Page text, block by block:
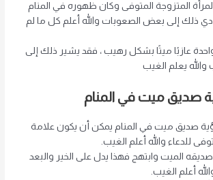
المتزوجة المتوفى وكان ظهوره في المنام
ذلك إلى بعض الصعوبات والله أعلم كل ما لم
واحدة عازبًا ميتًا بشكل رهيب ، فقد يشير ذلك إلى
يعلم الغيب
صديق ميت في المنام
صديق ميت في المنام يمكن أن يكون علامة
للدعاء والله أعلم الغيب.
صديقه الميت وابتهج فهذا يدل على الخير والبعد
أعلم الغيب.